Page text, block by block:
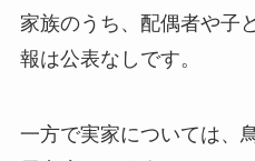
家族のうち、配偶者や子
報は公表なしです。
一方で実家については、